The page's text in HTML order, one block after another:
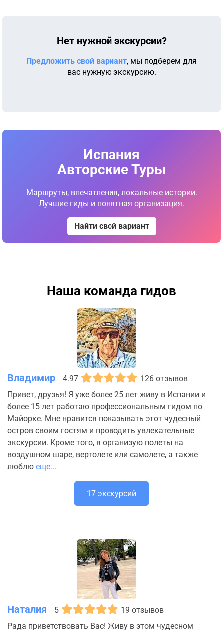
Нет нужной экскурсии?
Предложить свой вариант, мы подберем для
вас нужную экскурсию.
Испания
Авторские Туры
Маршруты, впечатления, локальные истории.
Лучшие гиды и понятная организация.
Найти свой вариант
Наша команда гидов
Владимир 4.97
126 отзывов
Привет, друзья! Я уже более 25 лет живу в Испании и
более 15 лет работаю профессиональным гидом по
Майорке. Мне нравится показывать этот чудесный
остров своим гостям и проводить увлекательные
экскурсии. Кроме того, я организую полеты на
воздушном шаре, вертолете или самолете, а также
люблю еще...
17 экскурсий
Наталия 5
19 отзывов
Рада приветствовать Вас! Живу в этом чудесном